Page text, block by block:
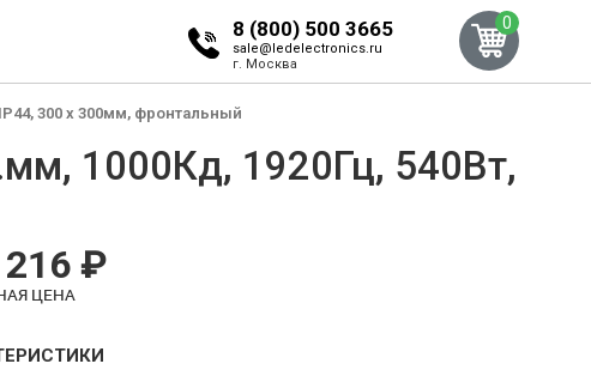
8 (800) 500 3665
sale@ledelectronics.ru
г. Москва
0
300 x 300мм, фронтальный
1000Кд, 1920Гц, 540Вт,
₽
ЦЕНА